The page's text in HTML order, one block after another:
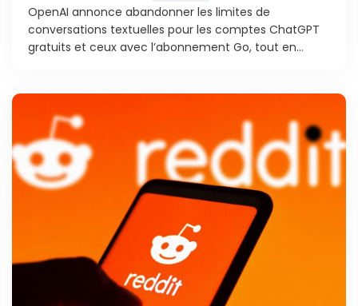
OpenAI annonce abandonner les limites de
conversations textuelles pour les comptes ChatGPT
gratuits et ceux avec l’abonnement Go, tout en...